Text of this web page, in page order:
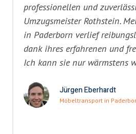
professionellen und
Umzugsmeister Rothstein.
in Paderborn verlief
dank ihres erfahrenen und
Ich kann sie nur wärmstens
Jürgen Eberhardt
Möbeltransport in